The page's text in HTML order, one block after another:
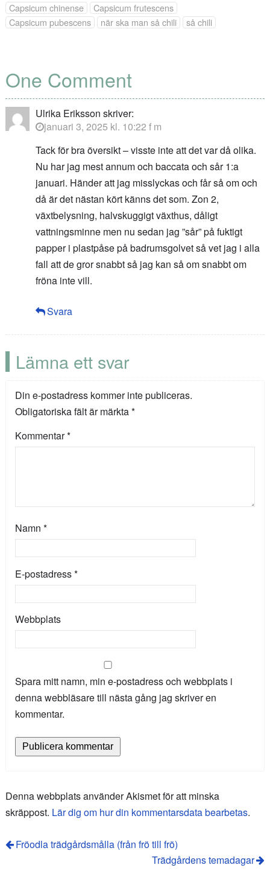
Capsicum chinense
Capsicum frutescens
Capsicum pubescens
när ska man så chili så chili
One Comment
Ulrika Eriksson skriver:
januari 3, 2025 kl. 10:22 f m
Tack för bra översikt – visste inte att det var då olika.
Nu har jag mest annum och baccata och sår 1:a
januari. Händer att jag misslyckas och får så om och
då är det nästan kört känns det som. Zon 2,
växtbelysning, halvskuggigt växthus, dåligt
vattningsminne men nu sedan jag ”sår” på fuktigt
papper i plastpåse på badrumsgolvet så vet jag i alla
fall att de gror snabbt så jag kan så om snabbt om
fröna inte vill.
Svara
Lämna ett svar
Din e-postadress kommer inte publiceras.
Obligatoriska fält är märkta*
Kommentar*
Namn *
E-postadress*
Webbplats
Spara mitt namn, min e-postadress och webbplats i
denna webbläsare till nästa gång jag skriver en
kommentar.
Denna webbplats använder Akismet för att minska
skräppost. Lär dig om hur din kommentarsdata bearbetas.
Fröodla trädgårdsmålla (från frö till frö)
Trädgårdens temadagar